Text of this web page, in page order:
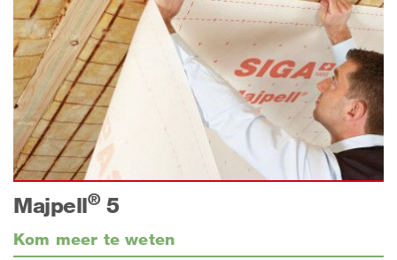
Majpell®5
Kom meer te weten